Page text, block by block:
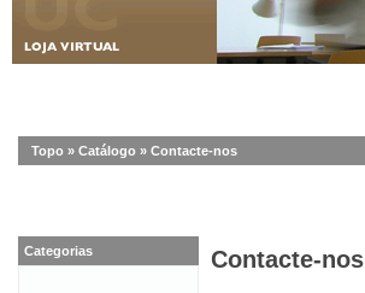
Topo » Catálogo » Contacte-nos
Contacte-nos
Categorias